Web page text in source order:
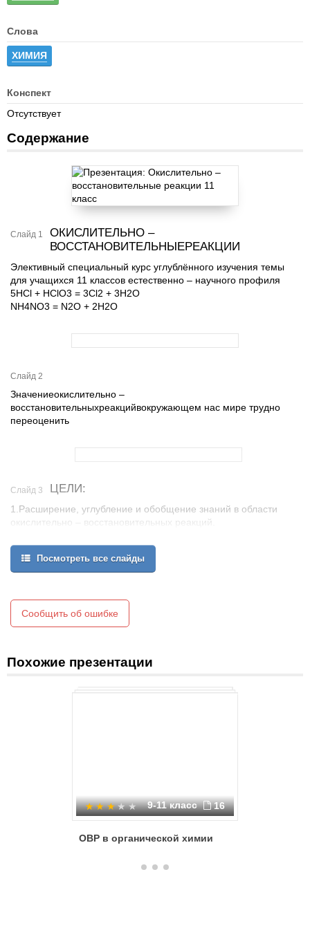
Слова
ХИМИЯ
Конспект
Отсутствует
Содержание
Слайд 1
ОКИСЛИТЕЛЬНО –
ВОССТАНОВИТЕЛЬНЫЕРЕАКЦИИ
Элективный специальный курс углублённого изучения темы
для учащихся 11 классов естественно – научного профиля
5HCl + HClO3 = 3Cl2 + 3H2O
NH4NO3 = N2O + 2H2O
Слайд 2
Значениеокислительно –
восстановительныхреакцийвокружающем нас мире трудно
переоценить
Слайд 3 ЦЕЛИ:
1.Расширение, углубление и обобщение знаний в области
окислительно – восстановительных реакций.
знаний в своей будущей профессии.
Посмотреть все слайды
Сообщить об ошибке
Похожие презентации
9-11 класс 16
ОВР в органической химии